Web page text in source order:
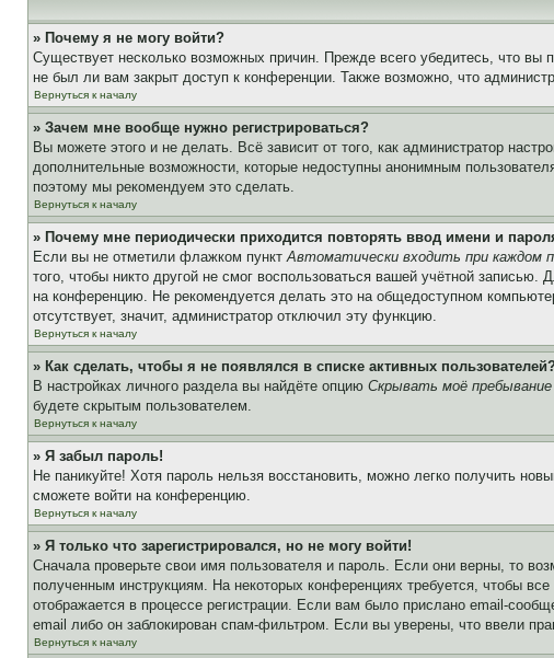
» Почему я не могу войти?
Существует несколько возможных причин. Прежде всего убедитесь, что
не был ли вам закрыт доступ к конференции. Также возможно, что
Вернуться к началу
» Зачем мне вообще нужно регистрироваться?
Вы можете этого и не делать. Всё зависит от того, как администратор
дополнительные возможности, которые недоступны анонимным
поэтому мы рекомендуем это сделать.
Вернуться к началу
» Почему мне периодически приходится повторять ввод имени и
Если вы не отметили флажком пунктАвтоматически входить при каждом
того, чтобы никто другой не смог воспользоваться вашей учётной
на конференцию. Не рекомендуется делать это на общедоступном
отсутствует, значит, администратор отключил эту функцию.
Вернуться к началу
» Как сделать, чтобы я не появлялся в списке активных пользователей?
В настройках личного раздела вы найдёте опцию Скрывать моё пребывание
будете скрытым пользователем.
Вернуться к началу
» Я забыл пароль!
Не паникуйте! Хотя пароль нельзя восстановить, можно легко получить
сможете войти на конференцию.
Вернуться к началу
» Я только что зарегистрировался, но не могу войти!
Сначала проверьте свои имя пользователя и пароль. Если они верны, то
полученным инструкциям. На некоторых конференциях требуется, чтобы
отображается в процессе регистрации. Если вам было прислано email-
email либо он заблокирован спам-фильтром. Если вы уверены, что ввели
Вернуться к началу